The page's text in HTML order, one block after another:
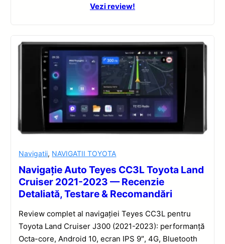
Vezi review!
Navigatii, NAVIGATII TOYOTA
Navigație Auto Teyes CC3L Toyota Land
Cruiser 2021-2023 — Recenzie
Detaliată, Testare & Recomandări
Review complet al navigației Teyes CC3L pentru
Toyota Land Cruiser J300 (2021-2023): performanță
Octa-core, Android 10, ecran IPS 9″, 4G, Bluetooth